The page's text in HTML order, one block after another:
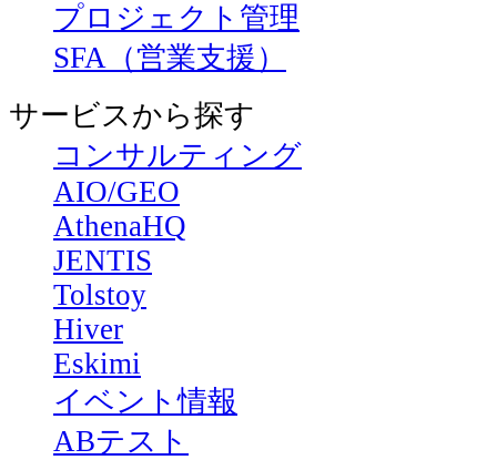
プロジェクト管理
SFA（営業支援）
サービスから探す
コンサルティング
AIO/GEO
AthenaHQ
JENTIS
Tolstoy
Hiver
Eskimi
イベント情報
ABテスト